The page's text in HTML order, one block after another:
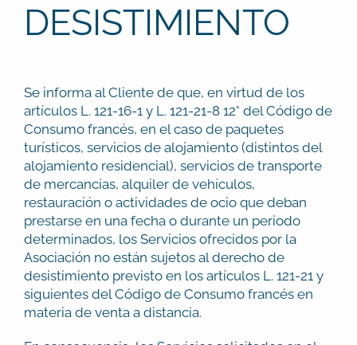
DESISTIMIENTO
Se informa al Cliente de que, en virtud de los
artículos L. 121-16-1 y L. 121-21-8 12° del Código de
Consumo francés, en el caso de paquetes
turísticos, servicios de alojamiento (distintos del
alojamiento residencial), servicios de transporte
de mercancías, alquiler de vehículos,
restauración o actividades de ocio que deban
prestarse en una fecha o durante un periodo
determinados, los Servicios ofrecidos por la
Asociación no están sujetos al derecho de
desistimiento previsto en los artículos L. 121-21 y
siguientes del Código de Consumo francés en
materia de venta a distancia.